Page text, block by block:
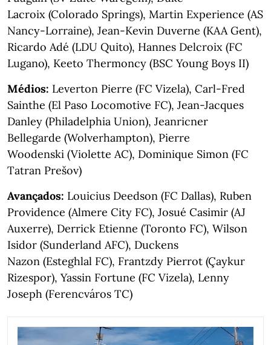
Lacroix (Colorado Springs), Martin Experience (AS
Nancy-Lorraine), Jean-Kevin Duverne (KAA Gent),
Ricardo Adé (LDU Quito), Hannes Delcroix (FC
Lugano), Keeto Thermoncy (BSC Young Boys II)
Médios: Leverton Pierre (FC Vizela), Carl-Fred
Sainthe (El Paso Locomotive FC), Jean-Jacques
Danley (Philadelphia Union), Jeanricner
Bellegarde (Wolverhampton), Pierre
Woodenski (Violette AC), Dominique Simon (FC
Tatran Prešov)
Avançados: Louicius Deedson (FC Dallas), Ruben
Providence (Almere City FC), Josué Casimir (AJ
Auxerre), Derrick Etienne (Toronto FC), Wilson
Isidor (Sunderland AFC), Duckens
Nazon (Esteghlal FC), Frantzdy Pierrot (Çaykur
Rizespor), Yassin Fortune (FC Vizela), Lenny
Joseph (Ferencváros TC)